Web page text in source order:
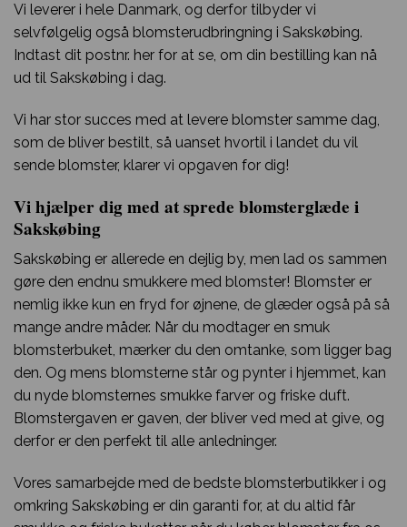
Vi leverer i hele Danmark, og derfor tilbyder vi
selvfølgelig også blomsterudbringning i Sakskøbing.
Indtast dit postnr. her for at se, om din bestilling kan nå
ud til Sakskøbing i dag.
Vi har stor succes med at levere blomster samme dag,
som de bliver bestilt, så uanset hvortil i landet du vil
sende blomster, klarer vi opgaven for dig!
Vi hjælper dig med at sprede blomsterglæde i
Sakskøbing
Sakskøbing er allerede en dejlig by, men lad os sammen
gøre den endnu smukkere med blomster! Blomster er
nemlig ikke kun en fryd for øjnene, de glæder også på så
mange andre måder. Når du modtager en smuk
blomsterbuket, mærker du den omtanke, som ligger bag
den. Og mens blomsterne står og pynter i hjemmet, kan
du nyde blomsternes smukke farver og friske duft.
Blomstergaven er gaven, der bliver ved med at give, og
derfor er den perfekt til alle anledninger.
Vores samarbejde med de bedste blomsterbutikker i og
omkring Sakskøbing er din garanti for, at du altid får